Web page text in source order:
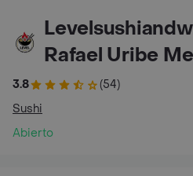
Rafael Uribe
3.8
(54)
Sushi
Abierto